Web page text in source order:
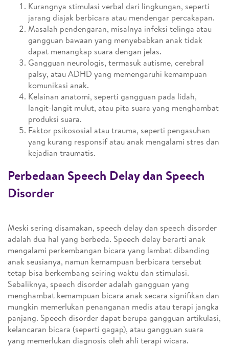
Kurangnya stimulasi verbal dari lingkungan, seperti
jarang diajak berbicara atau mendengar percakapan.
Masalah pendengaran, misalnya infeksi telinga atau
gangguan bawaan yang menyebabkan anak tidak
dapat menangkap suara dengan jelas.
Gangguan neurologis, termasuk autisme, cerebral
palsy, atau ADHD yang memengaruhi kemampuan
komunikasi anak.
Kelainan anatomi, seperti gangguan pada lidah,
langit-langit mulut, atau pita suara yang menghambat
produksi suara.
Faktor psikososial atau trauma, seperti pengasuhan
yang kurang responsif atau anak mengalami stres dan
kejadian traumatis.
Perbedaan Speech Delay dan Speech
Disorder
Meski sering disamakan, speech delay dan speech disorder
adalah dua hal yang berbeda. Speech delay berarti anak
mengalami perkembangan bicara yang lambat dibanding
anak seusianya, namun kemampuan berbicara tersebut
tetap bisa berkembang seiring waktu dan stimulasi.
Sebaliknya, speech disorder adalah gangguan yang
menghambat kemampuan bicara anak secara signifikan dan
mungkin memerlukan penanganan medis atau terapi jangka
panjang. Speech disorder dapat berupa gangguan artikulasi,
kelancaran bicara (seperti gagap), atau gangguan suara
yang memerlukan diagnosis oleh ahli terapi wicara.